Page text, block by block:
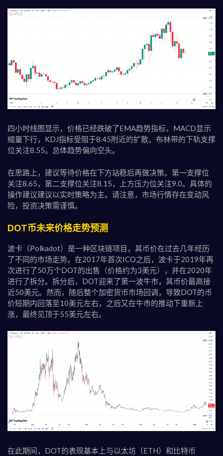
四小时线图显示，价格已经跌破了EMA趋势指标，MACD显示
缩量下行，KDJ指标受阻于8.45附近的扩散。布林带的下轨支撑
位关注8.55。总体趋势偏向空头。
在思路上，建议等待价格在下方站稳后再做决策。第一支撑位
关注8.65，第二支撑位关注8.15，上方压力位关注9.0。具体的
操作建议建议以实时策略为主。请注意，市场行情存在变动风
险，投资决策需谨慎。
DOT币未来价格走势预测
波卡（Polkadot）是一种区块链项目，其币价在过去几年经历
了不同的市场走势。在2017年首次ICO之后，波卡于2019年再
次进行了50万个DOT的出售（价格约为3美元），并在2020年
进行了拆分。拆分后，DOT迎来了第一波牛市，其币价最高接
近50美元。然而，随后整个加密货币市场回调，导致DOT的币
价短期内回落至10美元左右，之后又在牛市的推动下重新上
涨，最终见顶于55美元左右。
在此期间，DOT的表现基本上与以太坊（ETH）和比特币